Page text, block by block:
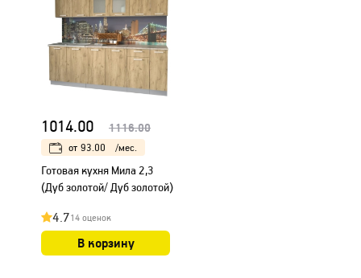
1014.00 1116.00
от 93.00 /мес.
Готовая кухня Мила 2,3
(Дуб золотой/ Дуб золотой)
4.714 оценок
В корзину